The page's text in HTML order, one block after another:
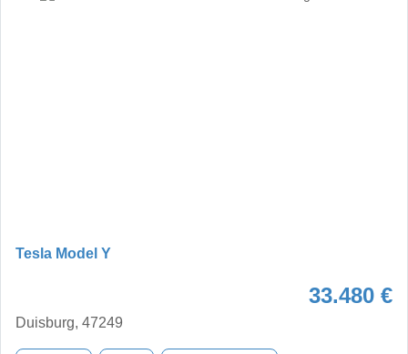
Tesla Model Y
33.480 €
Duisburg, 47249